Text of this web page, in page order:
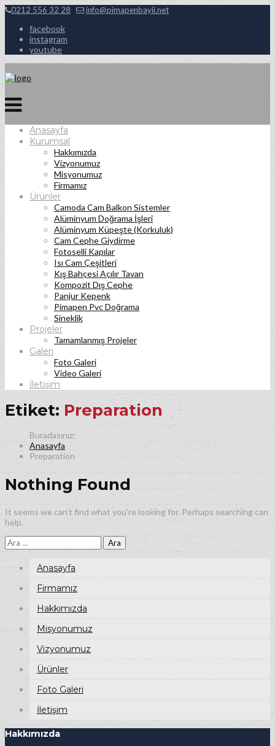
0212 556 32 28 info@pimapenbayii.net
facebook
instagram
youtube
Anasayfa
Kurumsal
Hakkımızda
Vizyonumuz
Misyonumuz
Firmamız
Ürünler
Camoda Cam Balkon Sistemler
Alüminyum Doğrama İşleri
Alüminyum Küpeşte (Korkuluk)
Cam Cephe Giydirme
Fotoselli Kapılar
Isı Cam Çeşitleri
Kış Bahçesi Açılır Tavan
Kompozit Dış Cephe
Panjur Kepenk
Pimapen Pvc Doğrama
Sineklik
Projeler
Tamamlanmış Projeler
Galeri
Foto Galeri
Video Galeri
İletişim
Etiket: Preparation
Anasayfa
Preparation
Nothing Found
It seems we can’t find what you’re looking for. Perhaps searching can
help.
Arama:
Anasayfa
Firmamız
Hakkımızda
Misyonumuz
Vizyonumuz
Ürünler
Foto Galeri
İletişim
Hakkımızda